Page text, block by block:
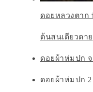
ดอยหลวงตาก
ต้นสนเดียวดาย
ดอยผ้าห่มปก จ
ดอยผ้าห่มปก